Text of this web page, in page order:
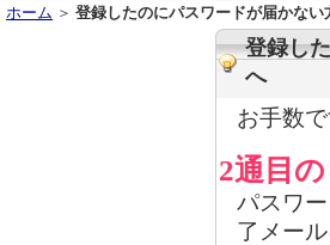
ホーム ＞ 登録したのにパスワードが届かない
登録し
へ
お手数
2通目
パスワ
了メー